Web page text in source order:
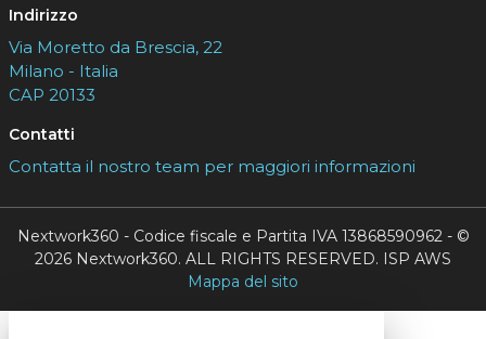
Indirizzo
Via Moretto da Brescia, 22
Milano - Italia
CAP 20133
Contatti
Contatta il nostro team per maggiori informazioni
Nextwork360 - Codice fiscale e Partita IVA 13868590962 - ©
2026 Nextwork360. ALL RIGHTS RESERVED. ISP AWS
Mappa del sito